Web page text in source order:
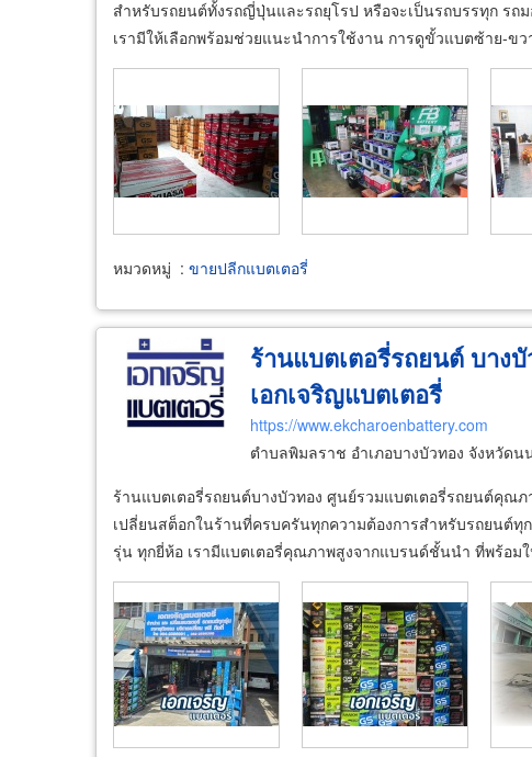
สำหรับรถยนต์ทั้งรถญี่ปุ่นและรถยุโรป หรือจะเป็นรถบรรทุก รถ
เรามีให้เลือกพร้อมช่วยแนะนำการใช้งาน การดูขั้วแบตซ้าย-ข
หมวดหมู่ : ขายปลีกแบตเตอรี่
ร้านแบตเตอรี่รถยนต์ บาง
เอกเจริญแบตเตอรี่
https://www.ekcharoenbattery.com
ตำบลพิมลราช อำเภอบางบัวทอง จังหวัดน
ร้านแบตเตอรี่รถยนต์บางบัวทอง ศูนย์รวมแบตเตอรี่รถยนต์คุณ
เปลี่ยนสต็อกในร้านที่ครบครันทุกความต้องการสำหรับรถยนต์
รุ่น ทุกยี่ห้อ เรามีแบตเตอรี่คุณภาพสูงจากแบรนด์ชั้นนำ ที่พร้อม